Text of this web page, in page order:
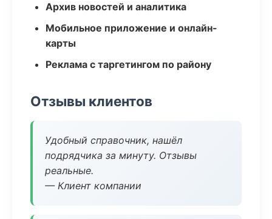
Архив новостей и аналитика
Мобильное приложение и онлайн-
карты
Реклама с таргетингом по району
Отзывы клиентов
Удобный справочник, нашёл
подрядчика за минуту. Отзывы
реальные.
— Клиент компании